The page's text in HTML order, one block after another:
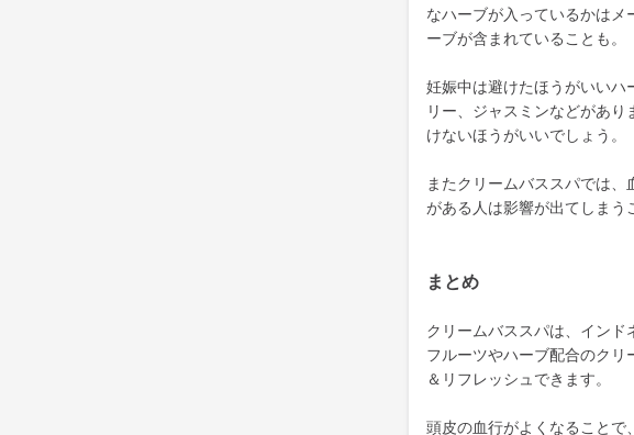
なハーブが入っているかはメ
ーブが含まれていることも。
妊娠中は避けたほうがいいハ
リー、ジャスミンなどがあ
けないほうがいいでしょう。
またクリームバススパでは
がある人は影響が出てしまう
まとめ
クリームバススパは、インド
フルーツやハーブ配合のクリ
＆リフレッシュできます。
頭皮の血行がよくなることで